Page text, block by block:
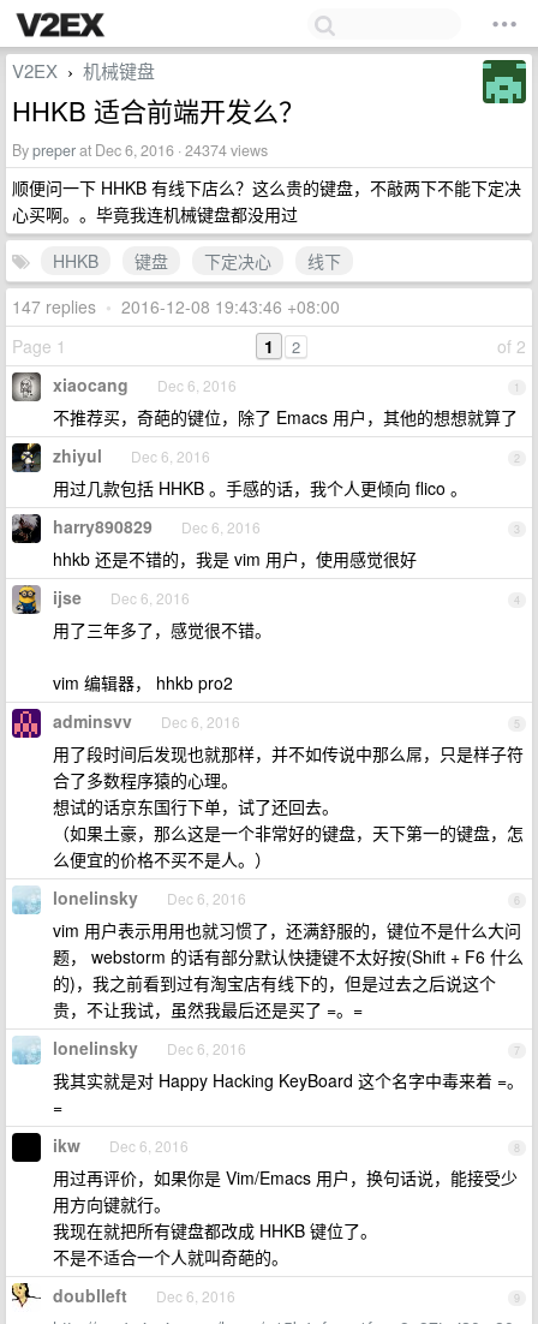
V2EX › 机械键盘
HHKB 适合前端开发么？
Bypreperat Dec 6, 2016 · 24374 views
顺便问一下 HHKB 有线下店么？这么贵的键盘，不敲两下不能下定决
心买啊。。毕竟我连机械键盘都没用过
HHKB
键盘 下定决心
线下
147 replies • 2016-12-08 19:43:46 +08:00
Page 1
of 2
1 2
1
xiaocang Dec 6, 2016
不推荐买，奇葩的键位，除了 Emacs 用户，其他的想想就算了
2
zhiyul Dec 6, 2016
用过几款包括 HHKB 。手感的话，我个人更倾向 flico 。
3
harry890829 Dec 6, 2016
hhkb 还是不错的，我是 vim 用户，使用感觉很好
4
ijse Dec 6, 2016
用了三年多了，感觉很不错。
vim 编辑器， hhkb pro2
5
adminsvv Dec 6, 2016
用了段时间后发现也就那样，并不如传说中那么屌，只是样子符
合了多数程序猿的心理。
想试的话京东国行下单，试了还回去。
（如果土豪，那么这是一个非常好的键盘，天下第一的键盘，怎
么便宜的价格不买不是人。）
6
lonelinsky Dec 6, 2016
vim 用户表示用用也就习惯了，还满舒服的，键位不是什么大问
题， webstorm 的话有部分默认快捷键不太好按(Shift + F6 什么
的)，我之前看到过有淘宝店有线下的，但是过去之后说这个
贵，不让我试，虽然我最后还是买了 =。=
7
lonelinsky Dec 6, 2016
我其实就是对 Happy Hacking KeyBoard 这个名字中毒来着 =。
=
8
ikw Dec 6, 2016
用过再评价，如果你是 Vim/Emacs 用户，换句话说，能接受少
用方向键就行。
我现在就把所有键盘都改成 HHKB 键位了。
不是不适合一个人就叫奇葩的。
9
doublleft Dec 6, 2016